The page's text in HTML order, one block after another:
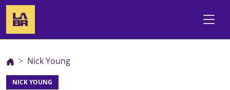
Nick Young
NICK YOUNG